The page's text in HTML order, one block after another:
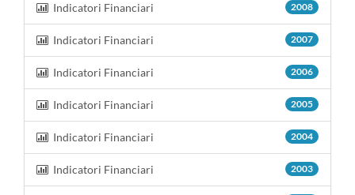
Indicatori Financiari 2008
Indicatori Financiari 2007
Indicatori Financiari 2006
Indicatori Financiari 2005
Indicatori Financiari 2004
Indicatori Financiari 2003